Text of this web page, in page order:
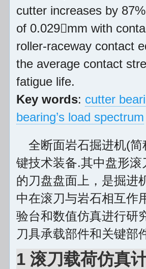
cutter increases by
of 0.029mm with
roller-raceway contact
the average contact
fatigue life.
Key words: cutter
bearing’s load spectrum
全断面岩石掘进机(
键技术装备.其中盘形
的刀盘盘面上，是掘进
中在滚刀与岩石相互作
验台和数值仿真进行研
刀具承载部件和关键部
1 滚刀载荷仿真